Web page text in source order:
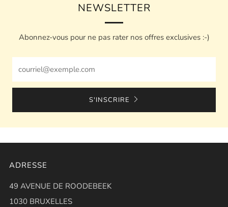
NEWSLETTER
Abonnez-vous pour ne pas rater nos offres exclusives :-)
S'INSCRIRE
ADRESSE
49 AVENUE DE ROODEBEEK
1030 BRUXELLES